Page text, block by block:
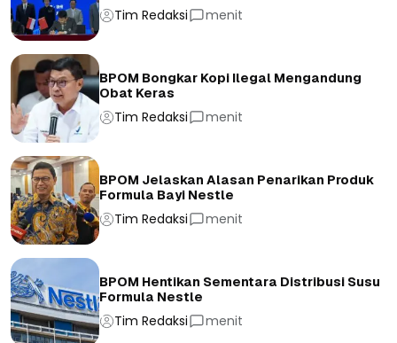
Tim Redaksi menit
BPOM Bongkar Kopi Ilegal Mengandung
Obat Keras
Tim Redaksi menit
BPOM Jelaskan Alasan Penarikan Produk
Formula Bayi Nestle
Tim Redaksi menit
BPOM Hentikan Sementara Distribusi Susu
Formula Nestle
Tim Redaksi menit